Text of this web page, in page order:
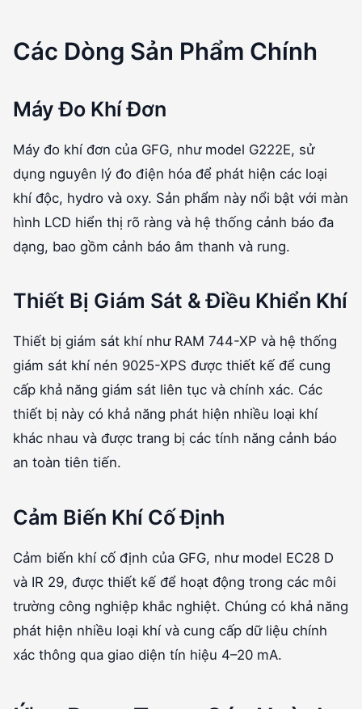
Các Dòng Sản Phẩm Chính
Máy Đo Khí Đơn
Máy đo khí đơn của GFG, như model G222E, sử
dụng nguyên lý đo điện hóa để phát hiện các loại
khí độc, hydro và oxy. Sản phẩm này nổi bật với màn
hình LCD hiển thị rõ ràng và hệ thống cảnh báo đa
dạng, bao gồm cảnh báo âm thanh và rung.
Thiết Bị Giám Sát & Điều Khiển Khí
Thiết bị giám sát khí như RAM 744-XP và hệ thống
giám sát khí nén 9025-XPS được thiết kế để cung
cấp khả năng giám sát liên tục và chính xác. Các
thiết bị này có khả năng phát hiện nhiều loại khí
khác nhau và được trang bị các tính năng cảnh báo
an toàn tiên tiến.
Cảm Biến Khí Cố Định
Cảm biến khí cố định của GFG, như model EC28 D
và IR 29, được thiết kế để hoạt động trong các môi
trường công nghiệp khắc nghiệt. Chúng có khả năng
phát hiện nhiều loại khí và cung cấp dữ liệu chính
xác thông qua giao diện tín hiệu 4–20 mA.